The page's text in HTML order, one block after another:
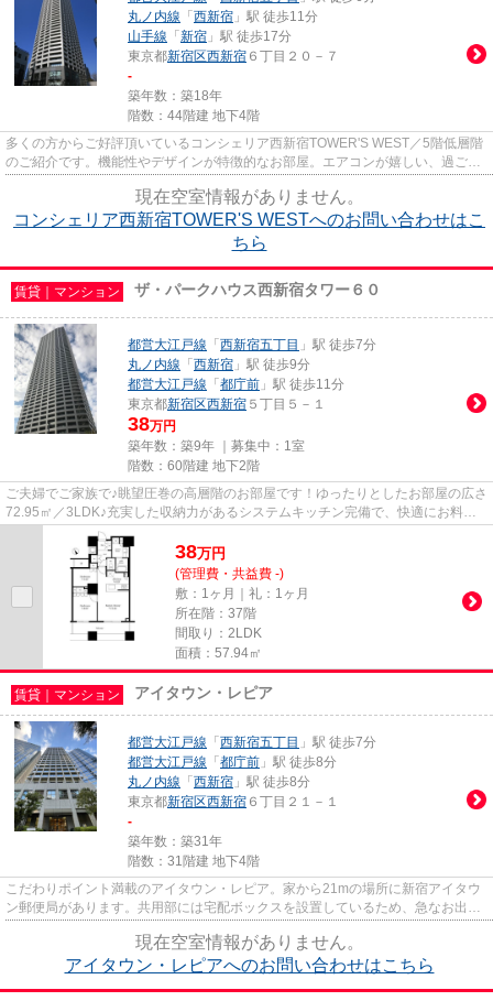
丸ノ内線 「 西新宿 」駅 徒歩11分
山手線 「 新宿 」駅 徒歩17分
東京都新宿区西新宿 ６丁目２０－７
-
築年数：築18年
階数：44階建 地下4階
多くの方からご好評頂いているコンシェリア西新宿TOWER'S WEST／5階低層階
のご紹介です。機能性やデザインが特徴的なお部屋。エアコンが嬉しい、過ごし
現在空室情報がありません。
コンシェリア西新宿TOWER'S WESTへのお問い合わせはこ
ちら
賃貸｜マンション ザ・パークハウス西新宿タワー６０
都営大江戸線 「 西新宿五丁目 」駅 徒歩7分
丸ノ内線 「 西新宿 」駅 徒歩9分
都営大江戸線 「 都庁前 」駅 徒歩11分
東京都新宿区西新宿 ５丁目５－１
38万円
築年数：築9年 ｜募集中： 1室
階数：60階建 地下2階
ご夫婦でご家族で♪眺望圧巻の高層階のお部屋です！ゆったりとしたお部屋の広さ
72.95㎡／3LDK♪充実した収納力があるシステムキッチン完備で、快適にお料理
出来ます♪キッチンからバルコ...
38万円
(管理費・共益費 -)
敷：1ヶ月｜礼：1ヶ月
所在階：37階
間取り：2LDK
面積：57.94㎡
賃貸｜マンション アイタウン・レピア
都営大江戸線 「 西新宿五丁目 」駅 徒歩7分
都営大江戸線 「 都庁前 」駅 徒歩8分
丸ノ内線 「 西新宿 」駅 徒歩8分
東京都新宿区西新宿 ６丁目２１－１
-
築年数：築31年
階数：31階建 地下4階
こだわりポイント満載のアイタウン・レピア。家から21mの場所に新宿アイタウ
ン郵便局があります。共用部には宅配ボックスを設置しているため、急なお出か
現在空室情報がありません。
アイタウン・レピアへのお問い合わせはこちら